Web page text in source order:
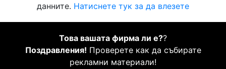
данните. Натиснете тук за да влезете
Това вашата фирма ли е??
Поздравления! Проверете как да събирате
рекламни материали!